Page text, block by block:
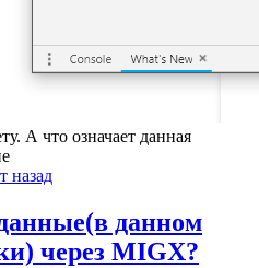
А что означает данная
назад
данном
через MIGX?